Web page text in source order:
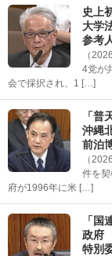
史上
大学
参考
（
4党が
会で採択され、1 […]
「
沖縄
前泊
（
件を
府が1996年に米 […]
「
政府
特別